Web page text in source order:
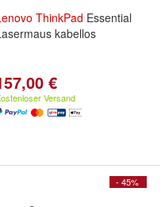
ThinkPad Essential
kabellos
€
Versand
- 45%